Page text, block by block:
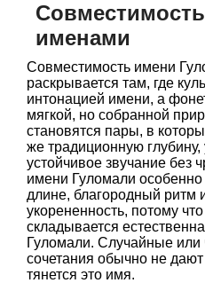
именами
Совместимость имени
раскрывается там, где
интонацией имени, а
мягкой, но собранной
становятся пары, в
же традиционную
устойчивое звучание без
имени Гуломали
длине, благородный ритм
укорененность, потому
складывается
Гуломали. Случайные или
сочетания обычно не дают
тянется это имя.